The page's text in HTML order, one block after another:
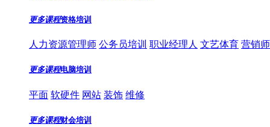
更多课程资格培训
人力资源管理师 公务员培训 职业经理人 文艺体育 营销
更多课程电脑培训
平面 软硬件 网站 装饰 维修
更多课程财会培训